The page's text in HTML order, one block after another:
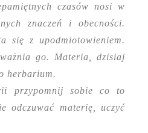
czasów nosi w
znaczeń i obecności.
się z upodmiotowieniem.
go. Materia, dzisiaj
herbarium.
przypomnij sobie co to
odczuwać materię, uczyć